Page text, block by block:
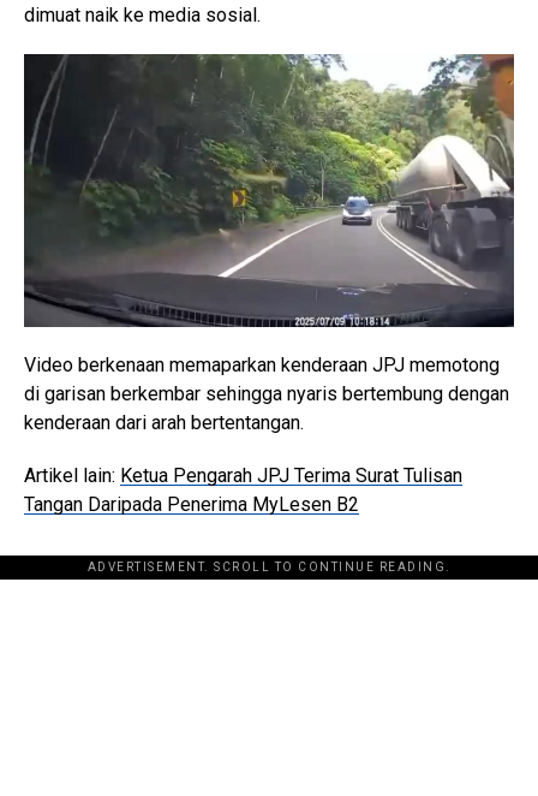
dimuat naik ke media sosial.
Video berkenaan memaparkan kenderaan JPJ memotong
di garisan berkembar sehingga nyaris bertembung dengan
kenderaan dari arah bertentangan.
Artikel lain: Ketua Pengarah JPJ Terima Surat Tulisan
Tangan Daripada Penerima MyLesen B2
ADVERTISEMENT. SCROLL TO CONTINUE READING.